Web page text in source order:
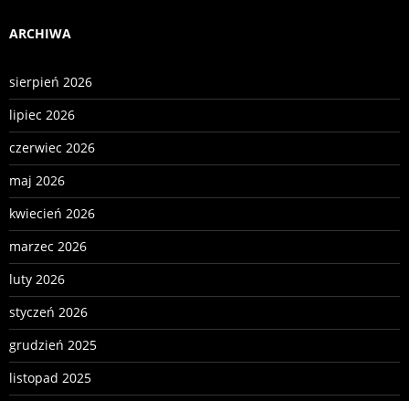
ARCHIWA
sierpień 2026
lipiec 2026
czerwiec 2026
maj 2026
kwiecień 2026
marzec 2026
luty 2026
styczeń 2026
grudzień 2025
listopad 2025